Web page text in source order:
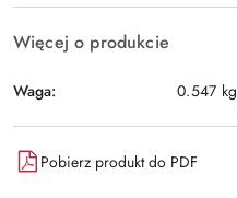
Więcej o produkcie
Waga: 0.547 kg
Pobierz produkt do PDF